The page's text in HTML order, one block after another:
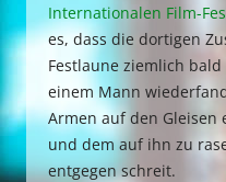
Internationalen Film-
es, dass die dortigen
Festlaune ziemlich
einem Mann
Armen auf den Gleisen
und dem auf ihn zu
entgegen schreit.